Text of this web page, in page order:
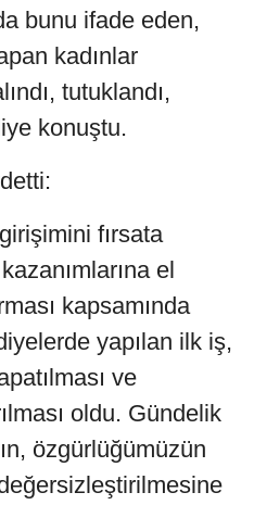
bunu ifade eden,
kadınlar
tutuklandı,
konuştu.
fırsata
el
kapsamında
yapılan ilk iş,
ve
oldu. Gündelik
özgürlüğümüzün